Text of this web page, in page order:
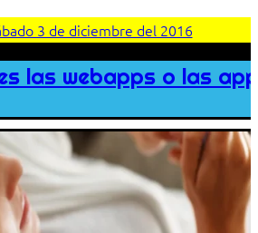
3 de diciembre del 2016
las webapps o las